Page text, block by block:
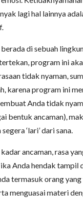
lagi hal lainnya
di sebuah
program ini
tidak nyaman,
karena program ini
Anda tidak
bentuk ancaman),
‘lari’ dari sana.
ancaman, rasa
Anda hendak tampil
termasuk orang
menguasai materi